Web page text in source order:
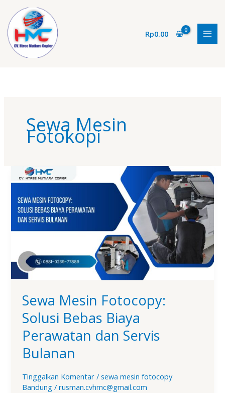
konten
Rp0.00
Sewa Mesin
Fotokopi
Sewa Mesin Fotocopy:
Solusi Bebas Biaya
Perawatan dan Servis
Bulanan
Tinggalkan Komentar /sewa mesin fotocopy
Bandung /rusman.cvhmc@gmail.com
Sewa
Mesin
Fotocopy:
Solusi
Bebas
Biaya
dan
Servis
Bulanan